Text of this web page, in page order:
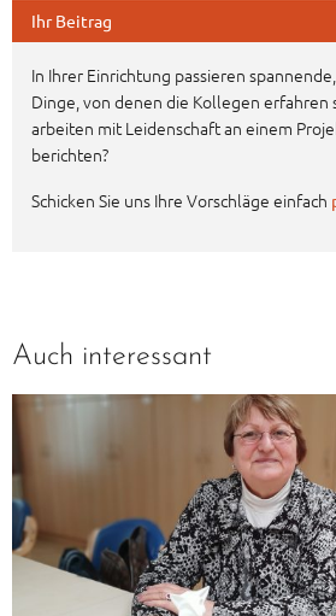
Ihr Beitrag
In Ihrer Einrichtung passieren
Dinge, von denen die Kollegen erfahren
arbeiten mit Leidenschaft an einem
berichten?
Schicken Sie uns Ihre Vorschläge einfach
Auch interessant